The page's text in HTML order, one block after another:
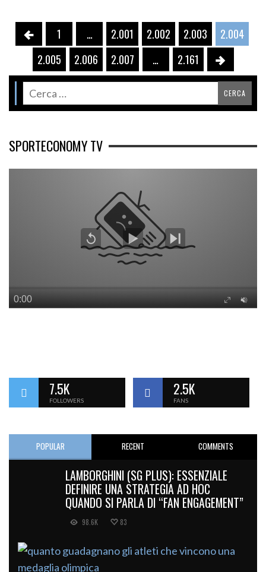
1 … 2.001 2.002 2.003
2.004
2.005
2.006 2.007 … 2.161
SPORTECONOMY TV
7.5K
FOLLOWERS
2.5K
FANS
POPULAR RECENT COMMENTS
LAMBORGHINI (SG PLUS): ESSENZIALE
DEFINIRE UNA STRATEGIA AD HOC
QUANDO SI PARLA DI “FAN ENGAGEMENT”
98.6K 83